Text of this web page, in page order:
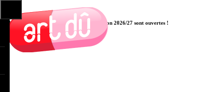
Les pré-inscriptions aux cours pour la saison 2026/27 sont ouvertes !